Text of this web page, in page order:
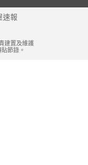
速報
建置及維護
節錄。